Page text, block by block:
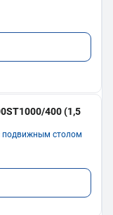
400 (1,5
подвижным столом